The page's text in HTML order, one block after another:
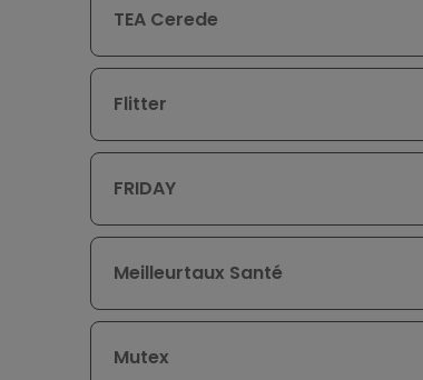
TEA Cerede
Flitter
FRIDAY
Meilleurtaux Santé
Mutex